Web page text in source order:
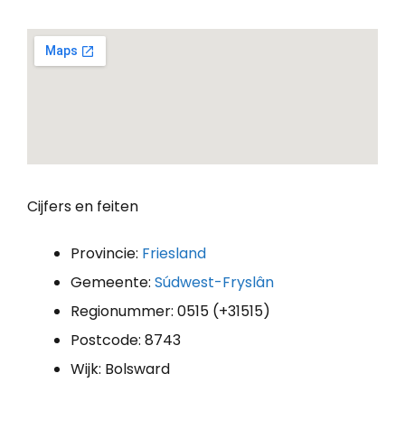
Cijfers en feiten
Provincie: Friesland
Gemeente: Súdwest-Fryslân
Regionummer: 0515 (+31515)
Postcode: 8743
Wijk: Bolsward